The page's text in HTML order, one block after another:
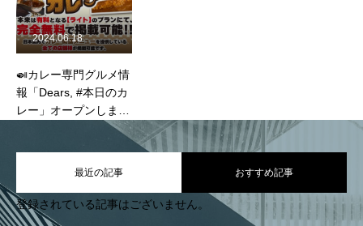
🍛カレー専門グルメ情
報「Dears, #本日のカ
レー」オープンしまし
2024.06.18
最近の記事 おすすめ記事
登録されている記事はございません。